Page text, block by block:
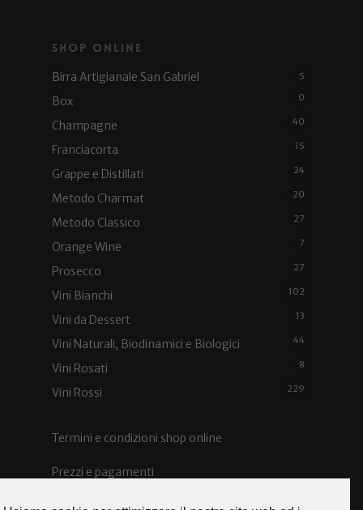
Shop Online
Birra Artigianale San Gabriel
5
Box 0
Champagne 40
Franciacorta 15
Grappe e Distillati 24
Metodo Charmat 20
Metodo Classico 27
Orange Wine 7
Prosecco 27
Vini Bianchi 102
Vini da Dessert 13
Vini Naturali, Biodinamici e Biologici 44
Vini Rosati 8
Vini Rossi 229
Termini e condizioni shop online
Prezzi e pagamenti
Spedizioni e costi